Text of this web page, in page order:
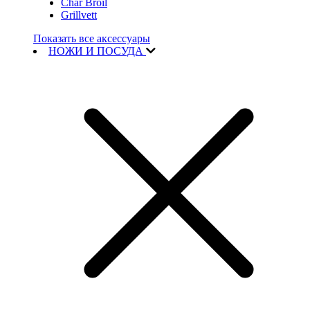
Char Broil
Grillvett
Показать все аксессуары
НОЖИ И ПОСУДА